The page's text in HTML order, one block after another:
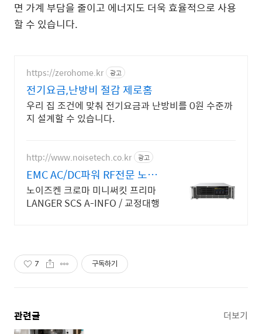
면 가계 부담을 줄이고 에너지도 더욱 효율적으로 사용
할 수 있습니다.
https://zerohome.kr 광고
전기요금,난방비 절감 제로홈
우리 집 조건에 맞춰 전기요금과 난방비를 0원 수준까
지 설계할 수 있습니다.
http://www.noisetech.co.kr 광고
EMC AC/DC파워 RF전문 노이
즈텍
노이즈켄 크로마 미니써킷 프리마
LANGER SCS A-INFO / 교정대행
7 구독하기
관련글 더보기